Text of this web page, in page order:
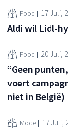
Food 17 Juli,
Aldi wil Lidl-
Food 20 Juli,
“Geen
voert
niet in België)
Mode 17 Juli,